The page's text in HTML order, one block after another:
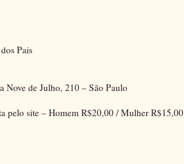
Pais
Nove de Julho, 210 – São Paulo
pelo site – Homem R$20,00 / Mulher R$15,00